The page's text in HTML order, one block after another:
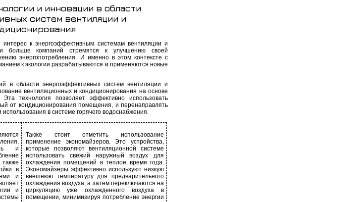
и инновации в области
систем вентиляции и
к энергоэффективным системам вентиляции и
больше компаний стремятся к улучшению своей
энергопотребления. И именно в этом контексте с
к экологии разрабатываются и применяются новые
в области энергоэффективных систем вентиляции и
вентиляционных и кондиционирования на основе
технология позволяет эффективно использовать
от кондиционирования помещения, и перенаправлять
в системе горячего водоснабжения.
и
в
и
и
Также стоит отметить использование
применение экономайзеров. Это устройства,
которые позволяют вентиляционной системе
использовать свежий наружный воздух для
охлаждения помещений в теплое время года.
Экономайзеры эффективно используют низкую
внешнюю температуру для предварительного
охлаждения воздуха, а затем переключаются на
циркуляцию уже охлажденного воздуха в
помещении, минимизируя потребление энергии